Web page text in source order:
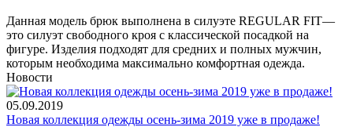
Данная модель брюк выполнена в силуэте REGULAR FIT—
это силуэт свободного кроя с классической посадкой на
фигуре. Изделия подходят для средних и полных мужчин,
которым необходима максимально комфортная одежда.
Новости
05.09.2019
Новая коллекция одежды осень-зима 2019 уже в продаже!